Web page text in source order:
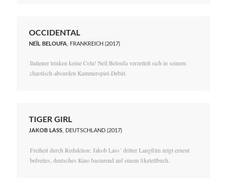
OCCIDENTAL
NEÏL BELOUFA , FRANKREICH (2017)
Italiener trinken keine Cola! Neïl Beloufa verzettelt sich in seinem
chaotisch-absurden Kammerspiel-Debüt.
TIGER GIRL
JAKOB LASS, DEUTSCHLAND (2017)
Freiheit durch Reduktion: Jakob Lass’ dritter Langfilm zeigt erneut
befreites, deutsches Kino basierend auf einem Skelettbuch.